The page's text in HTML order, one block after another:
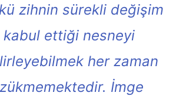
zihnin sürekli değişim
kabul ettiği nesneyi
her zaman
İmge